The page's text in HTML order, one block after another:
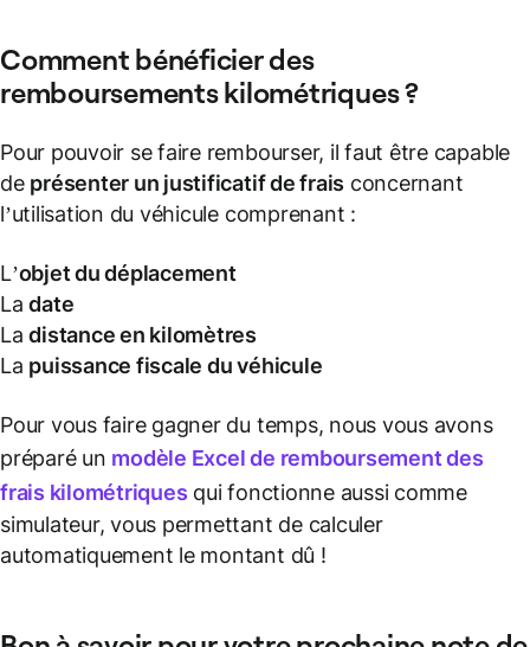
Comment bénéficier des
remboursements kilométriques ?
Pour pouvoir se faire rembourser, il faut être capable
de présenter un justificatifde frais concernant
l’utilisation du véhicule comprenant :
L’objet du déplacement
Ladate
Ladistance en kilomètres
La puissance fiscale du véhicule
Pour vous faire gagner du temps, nous vous avons
préparé un modèle Excel de remboursement des
frais kilométriques qui fonctionne aussi comme
simulateur, vous permettant de calculer
automatiquement le montant dû !